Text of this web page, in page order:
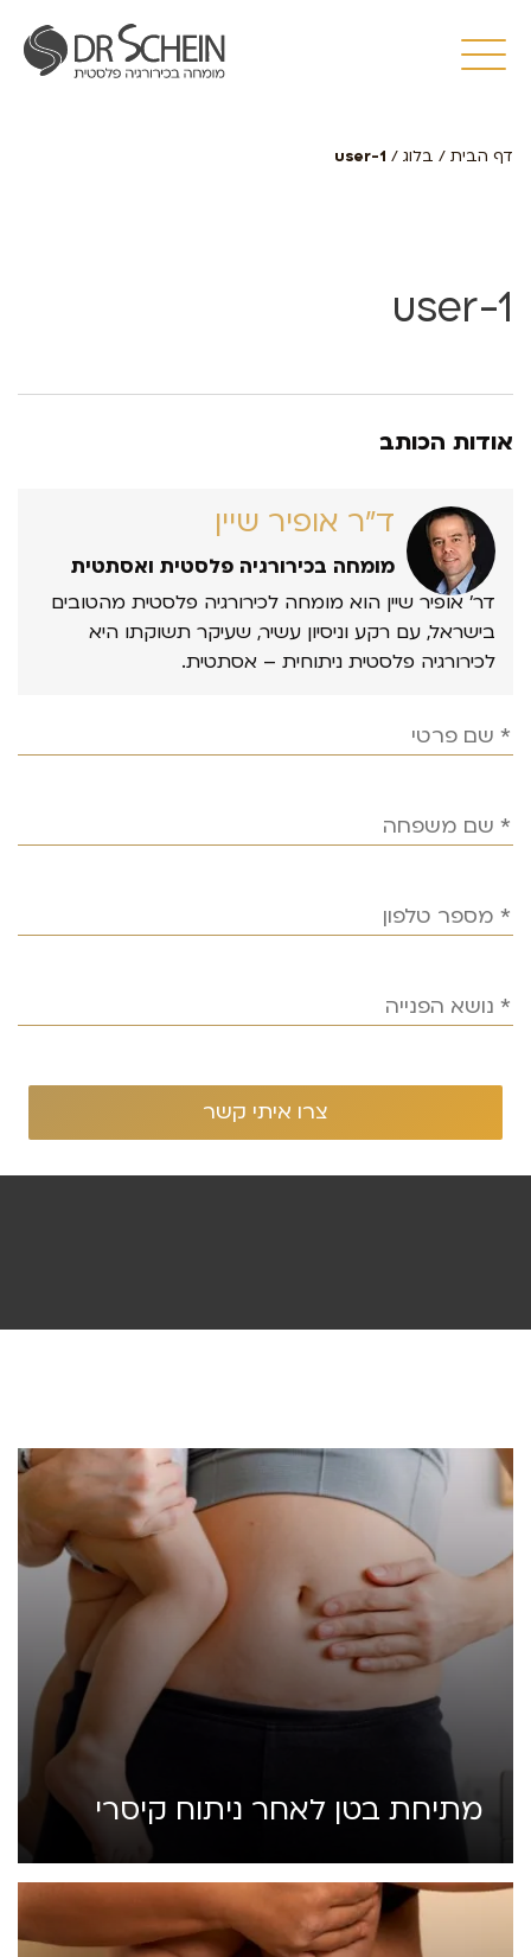
דף הבית / בלוג /
user-1
user-1
אודות הכותב
ד״ר אופיר שיין
מומחה בכירורגיה פלסטית ואסתטית
דר’ אופיר שיין הוא מומחה לכירורגיה פלסטית מהטובים
בישראל, עם רקע וניסיון עשיר, שעיקר תשוקתו היא
לכירורגיה פלסטית ניתוחית – אסתטית.
מתיחת בטן לאחר ניתוח קיסרי